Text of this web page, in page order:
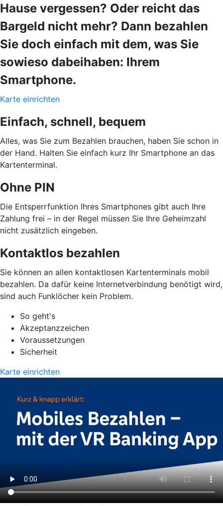
Hause vergessen? Oder reicht das
Bargeld nicht mehr? Dann bezahlen
Sie doch einfach mit dem, was Sie
sowieso dabeihaben: Ihrem
Smartphone.
Karte einrichten
Einfach, schnell, bequem
Alles, was Sie zum Bezahlen brauchen, haben Sie schon in
der Hand. Halten Sie einfach kurz Ihr Smartphone an das
Kartenterminal.
Ohne PIN
Die Entsperrfunktion Ihres Smartphones gibt auch Ihre
Zahlung frei – in der Regel müssen Sie Ihre Geheimzahl
nicht zusätzlich eingeben.
Kontaktlos bezahlen
Sie können an allen kontaktlosen Kartenterminals mobil
bezahlen. Da dafür keine Internetverbindung benötigt wird,
sind auch Funklöcher kein Problem.
So geht's
Akzeptanzzeichen
Voraussetzungen
Sicherheit
Karte einrichten